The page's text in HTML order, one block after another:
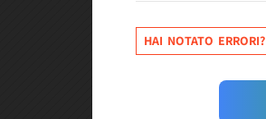
HAI NOTATO ERRORI?